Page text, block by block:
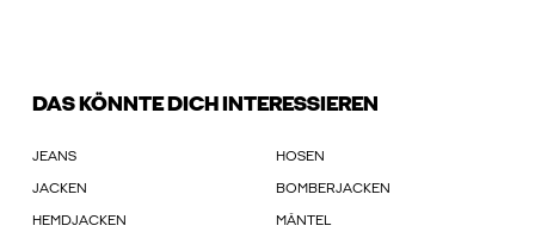
DAS KÖNNTE DICH INTERESSIEREN
JEANS HOSEN
JACKEN BOMBERJACKEN
HEMDJACKEN MÄNTEL